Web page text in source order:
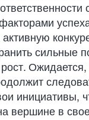
сильные
инициативы,
вершине в